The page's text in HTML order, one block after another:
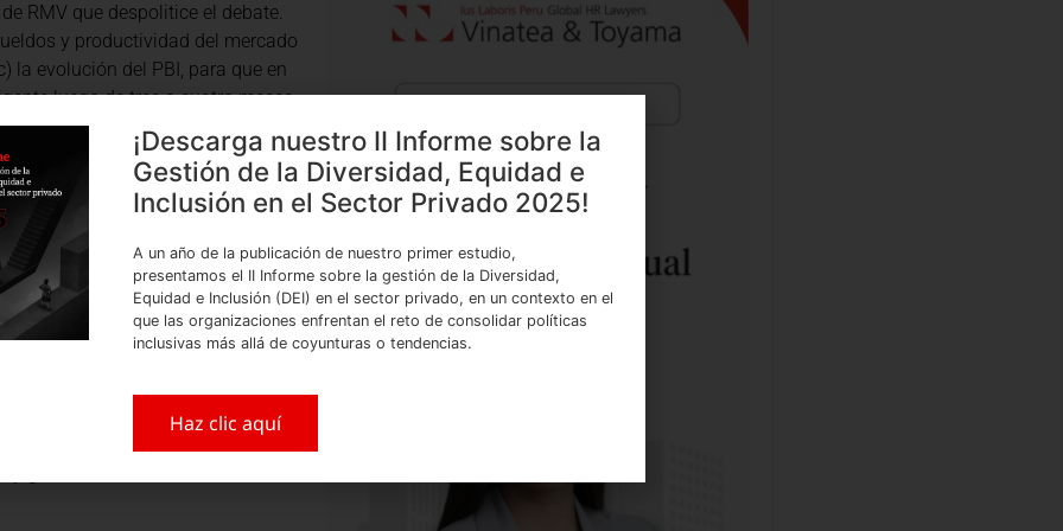
RMV que despolitice el debate.
y productividad del mercado
la evolución del PBI, para que en
luego de tres a cuatro meses
para evaluar subir la RMV,
y la cultura de evasión, que se
empresas. Sí sería necesario fijar
parciales), subsidiar a las
trabajadores y establecer topes
y formalidad,
que los trabajadores se
no salariales por productividad o
de productividad que un
generales.
¡Descarga nuestro II Informe sobre la
Gestión de la Diversidad, Equidad e
Inclusión en el Sector Privado 2025!
A un año de la publicación de nuestro primer estudio,
presentamos el II Informe sobre la gestión de la Diversidad,
Equidad e Inclusión (DEI) en el sector privado, en un contexto en el
que las organizaciones enfrentan el reto de consolidar políticas
inclusivas más allá de coyunturas o tendencias.
Haz clic aquí